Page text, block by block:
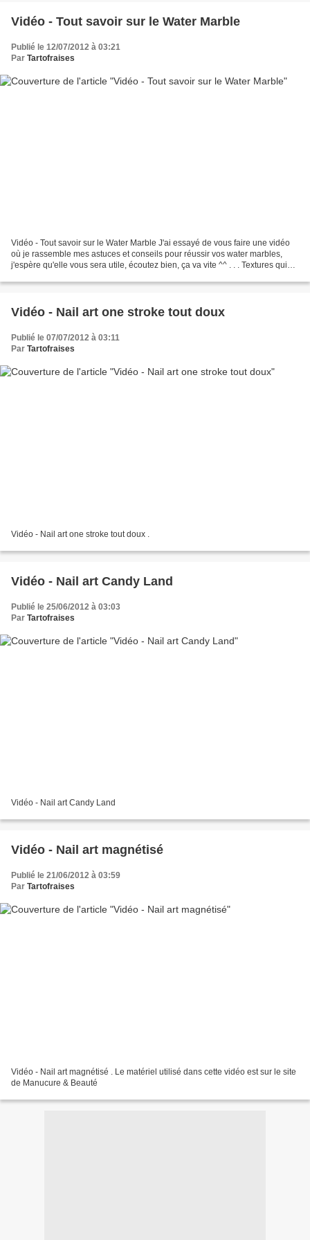
Vidéo - Tout savoir sur le Water Marble
Publié le 12/07/2012 à 03:21
Par Tartofraises
Vidéo - Tout savoir sur le Water Marble J'ai essayé de vous faire une vidéo
où je rassemble mes astuces et conseils pour réussir vos water marbles,
j'espère qu'elle vous sera utile, écoutez bien, ça va vite ^^ . . . Textures qui
Vidéo - Nail art one stroke tout doux
Publié le 07/07/2012 à 03:11
Par Tartofraises
Vidéo - Nail art one stroke tout doux .
Vidéo - Nail art Candy Land
Publié le 25/06/2012 à 03:03
Par Tartofraises
Vidéo - Nail art Candy Land
Vidéo - Nail art magnétisé
Publié le 21/06/2012 à 03:59
Par Tartofraises
Vidéo - Nail art magnétisé . Le matériel utilisé dans cette vidéo est sur le site
de Manucure & Beauté